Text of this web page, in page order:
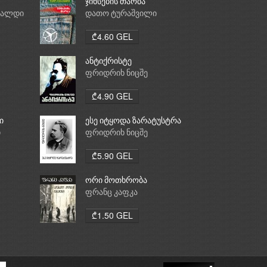
ჯინსების თაობა
დათო ტურაშვილი
₾4.60 GEL
ანტიქრისტე
ფრიდრიხ ნიცშე
₾4.90 GEL
ესე იტყოდა ზარატუსტრა
ფრიდრიხ ნიცშე
₾5.90 GEL
ორი მოთხრობა
ფრანც კაფკა
₾1.50 GEL